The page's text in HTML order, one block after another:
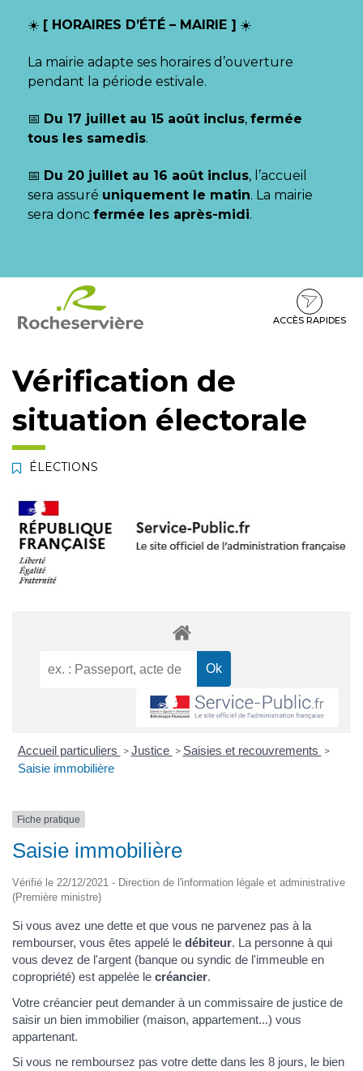
☀️ [ HORAIRES D’ÉTÉ – MAIRIE ] ☀️
La mairie adapte ses horaires d’ouverture
pendant la période estivale.
📅 Du 17 juillet au 15 août inclus, fermée
tous les samedis.
📅 Du 20 juillet au 16 août inclus, l’accueil
sera assuré uniquement le matin. La mairie
sera donc fermée les après-midi.
contenu
pied
ACCÈS RAPIDES
Vérification de
situation électorale
ÉLECTIONS
Accueil particuliers > Justice > Saisies et recouvrements >
Saisie immobilière
Fiche pratique
Saisie immobilière
Vérifié le 22/12/2021 - Direction de l'information légale et administrative
(Première ministre)
Si vous avez une dette et que vous ne parvenez pas à la
rembourser, vous êtes appelé le débiteur. La personne à qui
vous devez de l'argent (banque ou syndic de l'immeuble en
copropriété) est appelée le créancier.
Votre créancier peut demander à un commissaire de justice de
saisir un bien immobilier (maison, appartement...) vous
appartenant.
Si vous ne remboursez pas votre dette dans les 8 jours, le bien